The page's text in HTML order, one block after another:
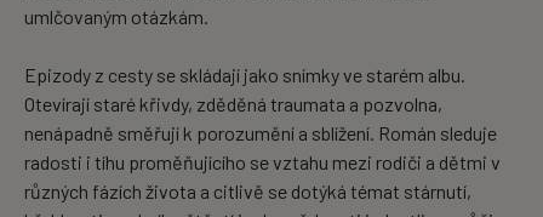
umlčovaným otázkám.
Epizody z cesty se skládají jako snímky ve starém albu.
Otevírají staré křivdy, zděděná traumata a pozvolna,
nenápadně směřují k porozumění a sblížení. Román sleduje
radosti i tíhu proměňujícího se vztahu mezi rodiči a dětmi v
různých fázích života a citlivě se dotýká témat stárnutí,